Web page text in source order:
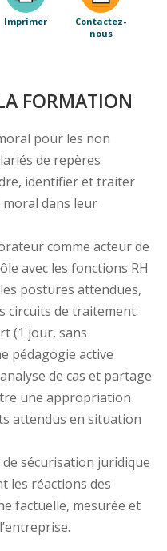
Imprimer
Contactez-
nous
FORMATION
pour les non
de repères
identifier et traiter
dans leur
comme acteur de
avec les fonctions RH
postures attendues,
circuits de traitement.
(1 jour, sans
pédagogie active
de cas et partage
une appropriation
attendus en situation
de sécurisation juridique
les réactions des
factuelle, mesurée et